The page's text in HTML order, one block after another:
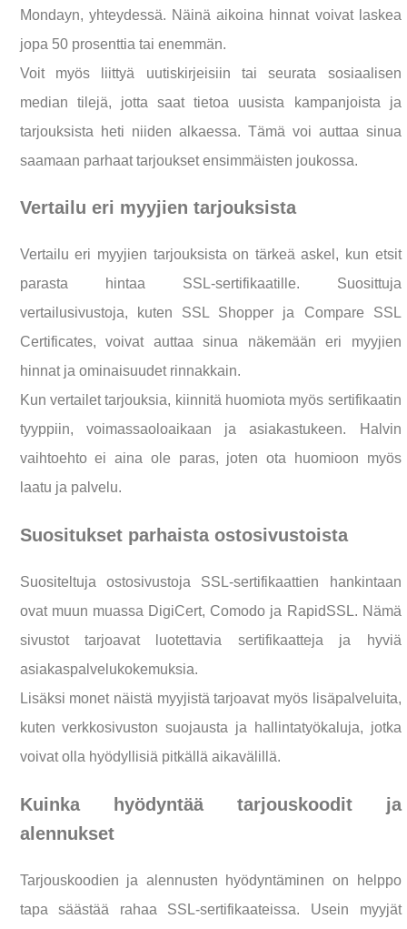
Mondayn, yhteydessä. Näinä aikoina hinnat voivat laskea
jopa 50 prosenttia tai enemmän.
Voit myös liittyä uutiskirjeisiin tai seurata sosiaalisen
median tilejä, jotta saat tietoa uusista kampanjoista ja
tarjouksista heti niiden alkaessa. Tämä voi auttaa sinua
saamaan parhaat tarjoukset ensimmäisten joukossa.
Vertailu eri myyjien tarjouksista
Vertailu eri myyjien tarjouksista on tärkeä askel, kun etsit
parasta hintaa SSL-sertifikaatille. Suosittuja
vertailusivustoja, kuten SSL Shopper ja Compare SSL
Certificates, voivat auttaa sinua näkemään eri myyjien
hinnat ja ominaisuudet rinnakkain.
Kun vertailet tarjouksia, kiinnitä huomiota myös sertifikaatin
tyyppiin, voimassaoloaikaan ja asiakastukeen. Halvin
vaihtoehto ei aina ole paras, joten ota huomioon myös
laatu ja palvelu.
Suositukset parhaista ostosivustoista
Suositeltuja ostosivustoja SSL-sertifikaattien hankintaan
ovat muun muassa DigiCert, Comodo ja RapidSSL. Nämä
sivustot tarjoavat luotettavia sertifikaatteja ja hyviä
asiakaspalvelukokemuksia.
Lisäksi monet näistä myyjistä tarjoavat myös lisäpalveluita,
kuten verkkosivuston suojausta ja hallintatyökaluja, jotka
voivat olla hyödyllisiä pitkällä aikavälillä.
Kuinka hyödyntää tarjouskoodit ja
alennukset
Tarjouskoodien ja alennusten hyödyntäminen on helppo
tapa säästää rahaa SSL-sertifikaateissa. Usein myyjät